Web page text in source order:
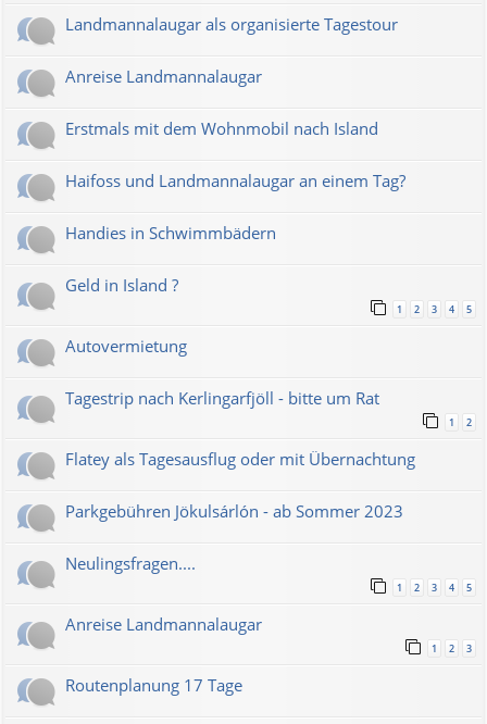
Landmannalaugar als organisierte Tagestour
Anreise Landmannalaugar
Erstmals mit dem Wohnmobil nach Island
Haifoss und Landmannalaugar an einem Tag?
Handies in Schwimmbädern
Geld in Island ?
1 2 3 4 5
Autovermietung
Tagestrip nach Kerlingarfjöll - bitte um Rat
1 2
Flatey als Tagesausflug oder mit Übernachtung
Parkgebühren Jökulsárlón - ab Sommer 2023
Neulingsfragen....
1 2 3 4 5
Anreise Landmannalaugar
1 2 3
Routenplanung 17 Tage